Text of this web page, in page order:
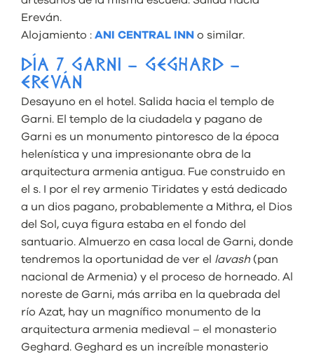
Ereván.
Alojamiento : ANI CENTRAL INN o similar.
DÍA 7 GARNI – GEGHARD –
EREVÁN
Desayuno en el hotel. Salida hacia el templo de
Garni. El templo de la ciudadela y pagano de
Garni es un monumento pintoresco de la época
helenística y una impresionante obra de la
arquitectura armenia antigua. Fue construido en
el s. I por el rey armenio Tiridates y está dedicado
a un dios pagano, probablemente a Mithra, el Dios
del Sol, cuya figura estaba en el fondo del
santuario. Almuerzo en casa local de Garni, donde
tendremos la oportunidad de ver el lavash (pan
nacional de Armenia) y el proceso de horneado. Al
noreste de Garni, más arriba en la quebrada del
río Azat, hay un magnífico monumento de la
arquitectura armenia medieval – el monasterio
Geghard. Geghard es un increíble monasterio